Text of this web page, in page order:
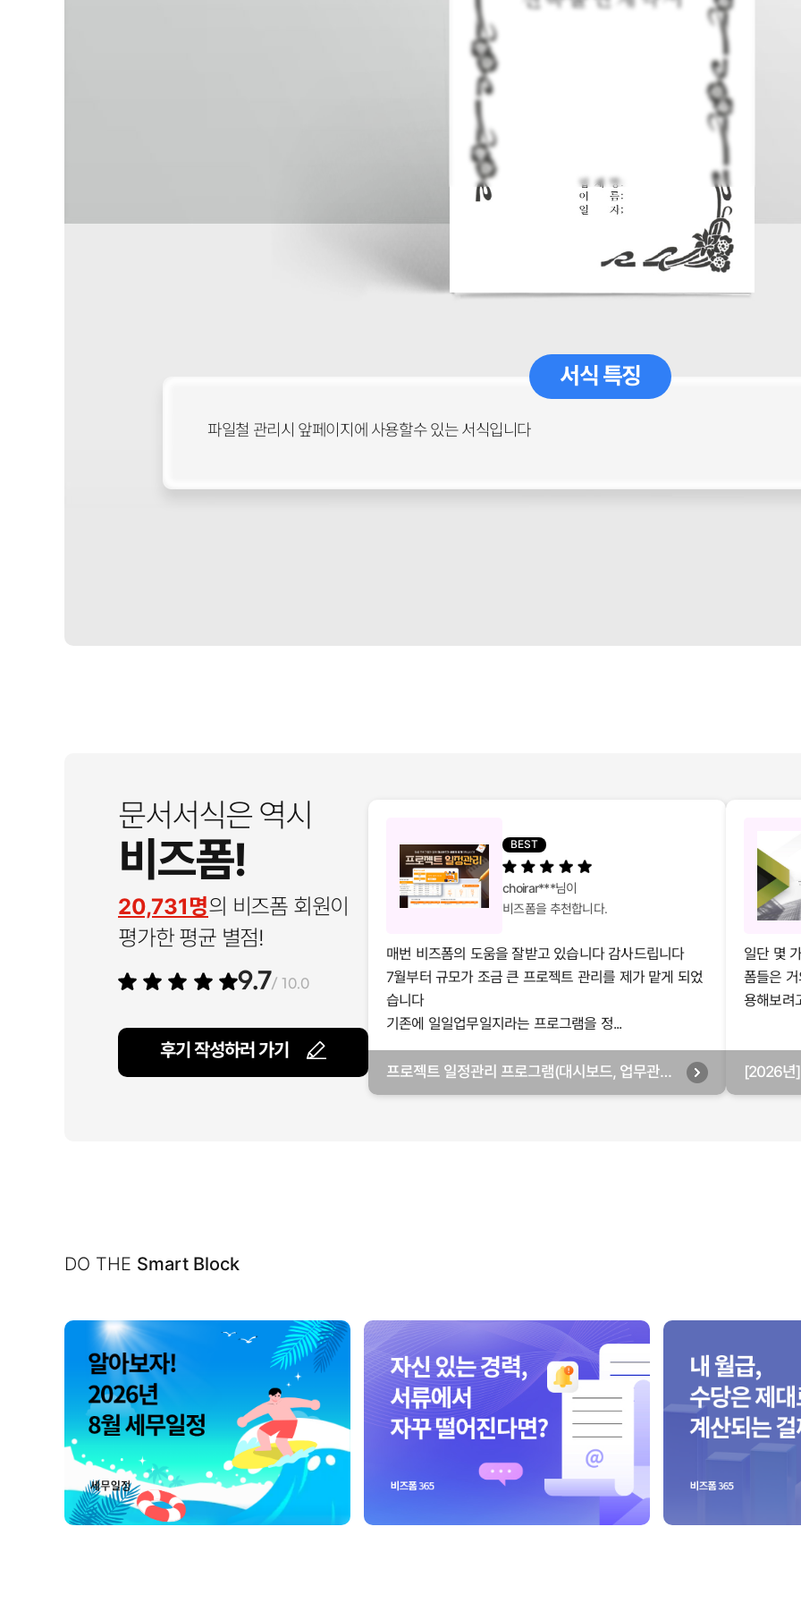
서식 특징
파일철 관리시 앞페이지에 사용할수 있는 서식입니다
문서서식은 역시
비즈폼!
20,731명의 비즈폼 회원이
평가한 평균 별점!
9.7/ 10.0
후기 작성하러 가기
BEST
choirar***님이
비즈폼을 추천합니다.
매번 비즈폼의 도움을 잘받고 있습니다 감사드립니다
7월부터 규모가 조금 큰 프로젝트 관리를 제가 맡게 되었
습니다
기존에 일일업무일지라는 프로그램을 정...
프로젝트 일정관리 프로그램(대시보드, 업무관리,
일단 몇
폼들은
용해보려
[2026년
DO THE Smart Block